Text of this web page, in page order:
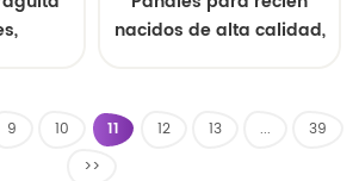
nacidos de alta calidad,
absorción, con
protección antifugas y
9 10 11 12 13 ...
39
>>